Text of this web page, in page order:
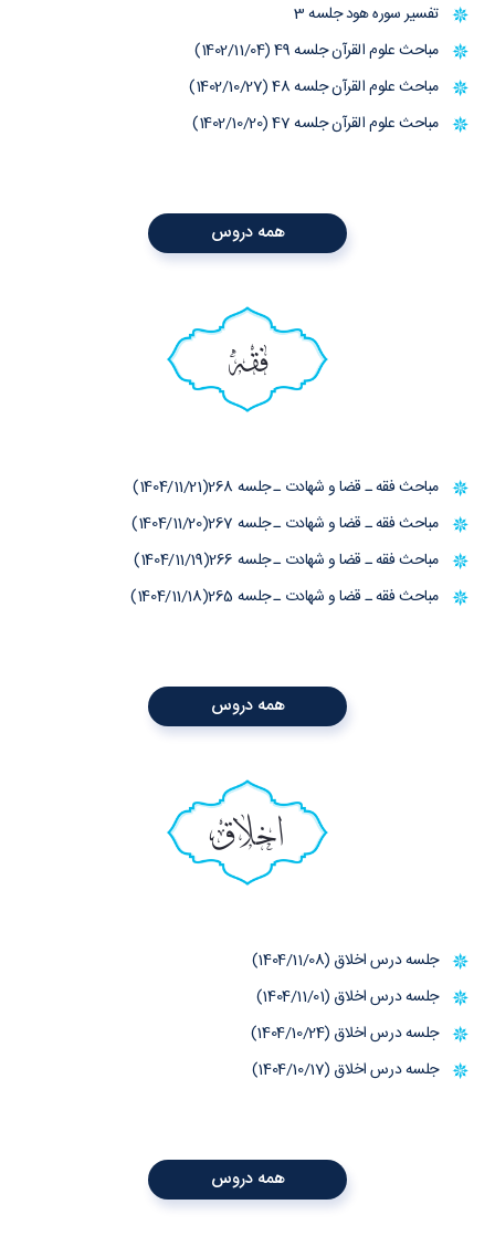
تفسیر سوره هود جلسه 3
مباحث علوم القرآن جلسه 49 (1402/11/04)
مباحث علوم القرآن جلسه 48 (1402/10/27)
مباحث علوم القرآن جلسه 47 (1402/10/20)
همه دروس
فقه
مباحث فقه ـ قضا و شهادت ـ جلسه 268(1404/11/21)
مباحث فقه ـ قضا و شهادت ـ جلسه 267(1404/11/20)
مباحث فقه ـ قضا و شهادت ـ جلسه 266(1404/11/19)
مباحث فقه ـ قضا و شهادت ـ جلسه 265(1404/11/18)
همه دروس
اخلاق
جلسه درس اخلاق (1404/11/08)
جلسه درس اخلاق (1404/11/01)
جلسه درس اخلاق (1404/10/24)
جلسه درس اخلاق (1404/10/17)
همه دروس